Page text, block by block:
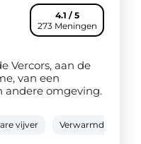
4.1 / 5
273 Meningen
Vercors, aan de
van een
andere omgeving.
vijver Verwarmd